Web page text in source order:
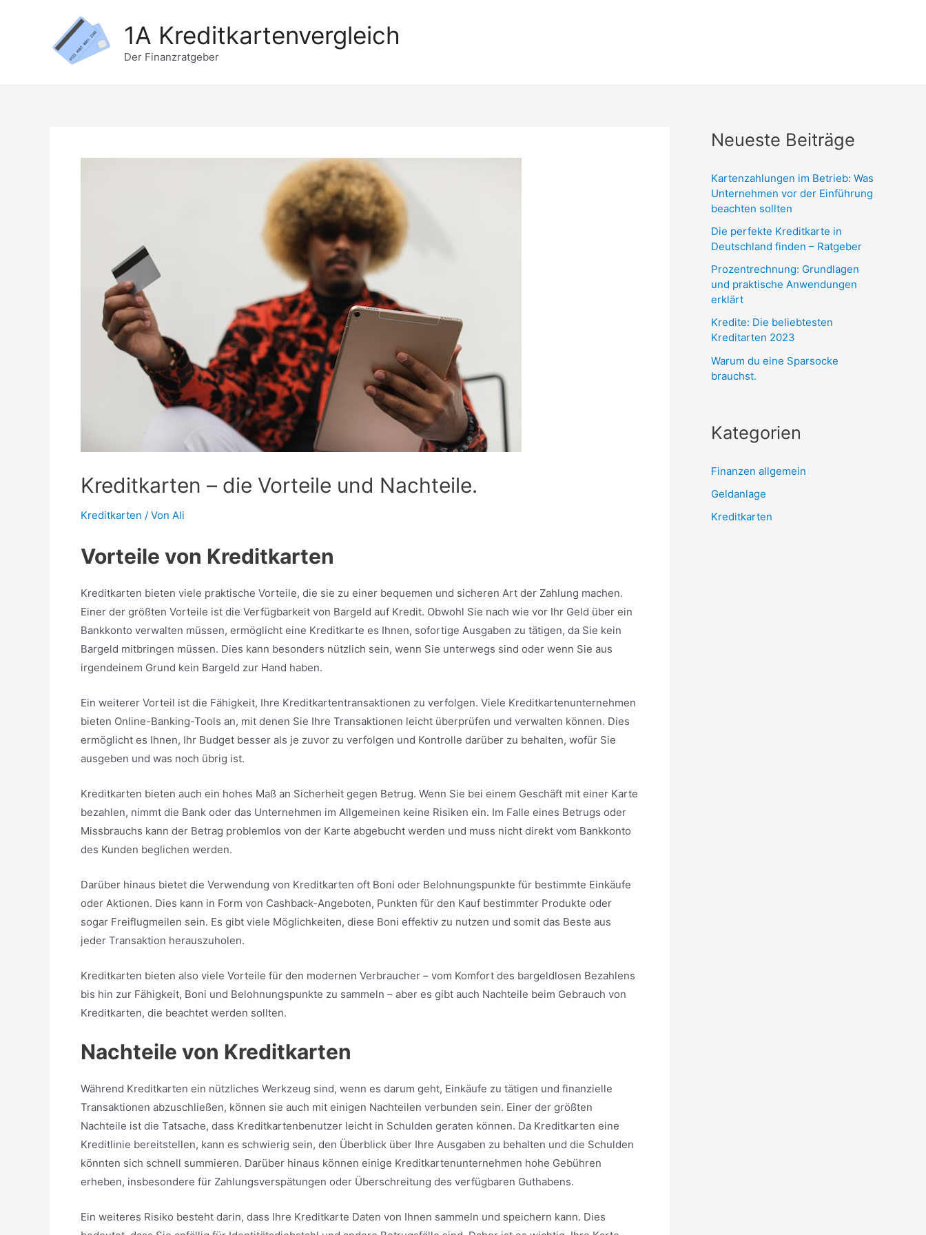
1A Kreditkartenvergleich
Der Finanzratgeber
Kreditkarten – die Vorteile und Nachteile.
Kreditkarten / Von Ali
Vorteile von Kreditkarten
Kreditkarten bieten viele praktische Vorteile, die sie zu einer bequemen und sicheren Art der Zahlung machen.
Einer der größten Vorteile ist die Verfügbarkeit von Bargeld auf Kredit. Obwohl Sie nach wie vor Ihr Geld über ein
Bankkonto verwalten müssen, ermöglicht eine Kreditkarte es Ihnen, sofortige Ausgaben zu tätigen, da Sie kein
Bargeld mitbringen müssen. Dies kann besonders nützlich sein, wenn Sie unterwegs sind oder wenn Sie aus
irgendeinem Grund kein Bargeld zur Hand haben.
Ein weiterer Vorteil ist die Fähigkeit, Ihre Kreditkartentransaktionen zu verfolgen. Viele Kreditkartenunternehmen
bieten Online-Banking-Tools an, mit denen Sie Ihre Transaktionen leicht überprüfen und verwalten können. Dies
ermöglicht es Ihnen, Ihr Budget besser als je zuvor zu verfolgen und Kontrolle darüber zu behalten, wofür Sie
ausgeben und was noch übrig ist.
Kreditkarten bieten auch ein hohes Maß an Sicherheit gegen Betrug. Wenn Sie bei einem Geschäft mit einer Karte
bezahlen, nimmt die Bank oder das Unternehmen im Allgemeinen keine Risiken ein. Im Falle eines Betrugs oder
Missbrauchs kann der Betrag problemlos von der Karte abgebucht werden und muss nicht direkt vom Bankkonto
des Kunden beglichen werden.
Darüber hinaus bietet die Verwendung von Kreditkarten oft Boni oder Belohnungspunkte für bestimmte Einkäufe
oder Aktionen. Dies kann in Form von Cashback-Angeboten, Punkten für den Kauf bestimmter Produkte oder
sogar Freiflugmeilen sein. Es gibt viele Möglichkeiten, diese Boni effektiv zu nutzen und somit das Beste aus
jeder Transaktion herauszuholen.
Kreditkarten bieten also viele Vorteile für den modernen Verbraucher – vom Komfort des bargeldlosen Bezahlens
bis hin zur Fähigkeit, Boni und Belohnungspunkte zu sammeln – aber es gibt auch Nachteile beim Gebrauch von
Kreditkarten, die beachtet werden sollten.
Nachteile von Kreditkarten
Während Kreditkarten ein nützliches Werkzeug sind, wenn es darum geht, Einkäufe zu tätigen und finanzielle
Transaktionen abzuschließen, können sie auch mit einigen Nachteilen verbunden sein. Einer der größten
Nachteile ist die Tatsache, dass Kreditkartenbenutzer leicht in Schulden geraten können. Da Kreditkarten eine
Kreditlinie bereitstellen, kann es schwierig sein, den Überblick über Ihre Ausgaben zu behalten und die Schulden
könnten sich schnell summieren. Darüber hinaus können einige Kreditkartenunternehmen hohe Gebühren
erheben, insbesondere für Zahlungsverspätungen oder Überschreitung des verfügbaren Guthabens.
Ein weiteres Risiko besteht darin, dass Ihre Kreditkarte Daten von Ihnen sammeln und speichern kann. Dies
Neueste Beiträge
Kartenzahlungen im Betrieb: Was
Unternehmen vor der Einführung
beachten sollten
Die perfekte Kreditkarte in
Deutschland finden – Ratgeber
Prozentrechnung: Grundlagen
und praktische Anwendungen
erklärt
Kredite: Die beliebtesten
Kreditarten 2023
Warum du eine Sparsocke
brauchst.
Kategorien
Finanzen allgemein
Geldanlage
Kreditkarten